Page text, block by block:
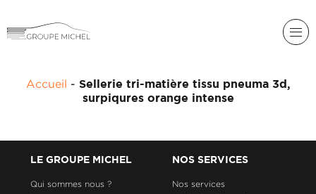
DACIA
MICHEL
Accueil - Sellerie tri-matière tissu pneuma 3d,
surpiqures orange intense
LE GROUPE MICHEL
Qui sommes nous ?
NOS SERVICES
Nos services